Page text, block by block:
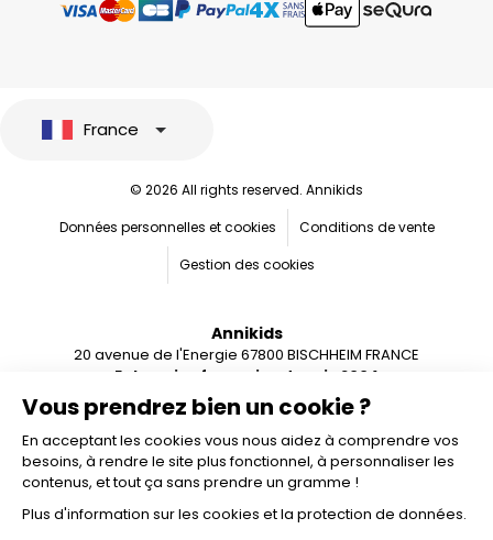
Vous prendrez bien un cookie ?
En acceptant les cookies vous nous aidez à comprendre vos
besoins, à rendre le site plus fonctionnel, à personnaliser les
contenus, et tout ça sans prendre un gramme !
Plus d'information sur les cookies et la protection de données.
France
© 2026 All rights reserved. Annikids
Données personnelles et cookies
Conditions de vente
Gestion des cookies
Annikids
20 avenue de l'Energie 67800 BISCHHEIM FRANCE
Entreprise française depuis 2004